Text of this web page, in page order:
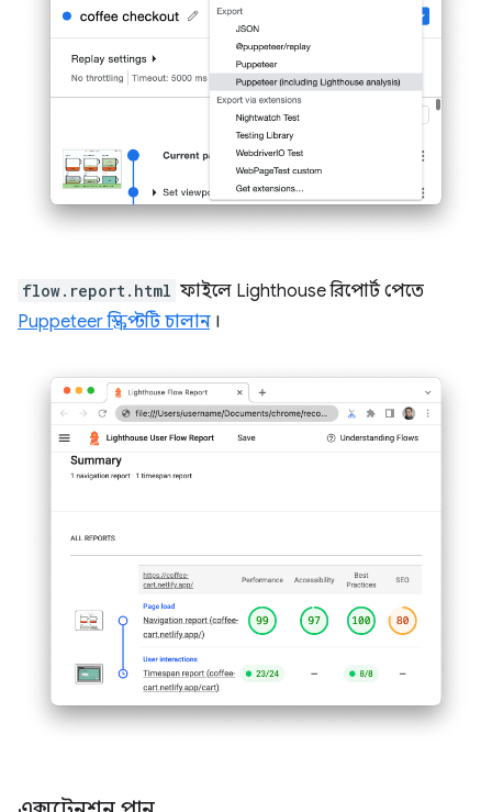
flow.report.html ফাইলে Lighthouse রিপোর্ট পেতে
Puppeteer স্ক্রিপ্টটি চালান।